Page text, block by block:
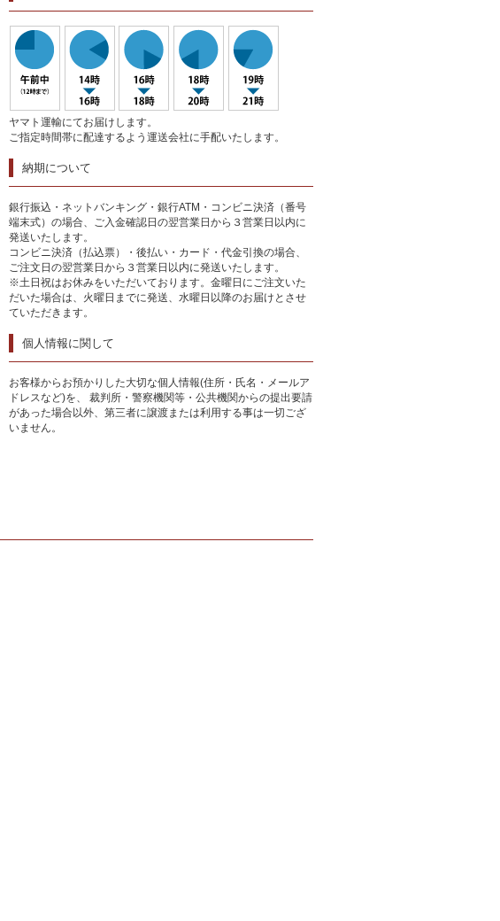
ヤマト運輸にてお届けします。
ご指定時間帯に配達するよう運送会社に手配いたします。
納期について
銀行振込・ネットバンキング・銀行ATM・コンビニ決済（番号
端末式）の場合、ご入金確認日の翌営業日から３営業日以内に
発送いたします。
コンビニ決済（払込票）・後払い・カード・代金引換の場合、
ご注文日の翌営業日から３営業日以内に発送いたします。
※土日祝はお休みをいただいております。金曜日にご注文いた
だいた場合は、火曜日までに発送、水曜日以降のお届けとさせ
ていただきます。
個人情報に関して
お客様からお預かりした大切な個人情報(住所・氏名・メールア
ドレスなど)を、 裁判所・警察機関等・公共機関からの提出要請
があった場合以外、第三者に譲渡または利用する事は一切ござ
いません。